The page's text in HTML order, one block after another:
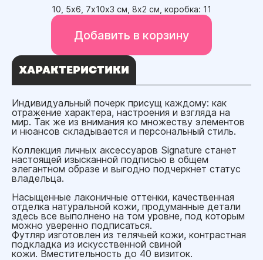
10, 5х6, 7х10х3 см, 8х2 см, коробка: 11
Добавить в корзину
ХАРАКТЕРИСТИКИ
Индивидуальный почерк присущ каждому: как
отражение характера, настроения и взгляда на
мир. Так же из внимания ко множеству элементов
и нюансов складывается и персональный стиль.
Коллекция личных аксессуаров Signature станет
настоящей изысканной подписью в общем
элегантном образе и выгодно подчеркнет статус
владельца.
Насыщенные лаконичные оттенки, качественная
отделка натуральной кожи, продуманные детали
здесь все выполнено на том уровне, под которым
можно уверенно подписаться.
Футляр изготовлен из телячьей кожи, контрастная
подкладка из искусственной свиной
кожи. Вместительность до 40 визиток.